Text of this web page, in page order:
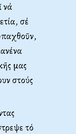
νά
σέ
μας
στούς
τό